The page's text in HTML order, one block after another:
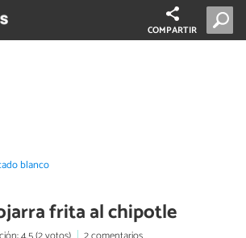
COMPARTIR
blanco
frita al chipotle